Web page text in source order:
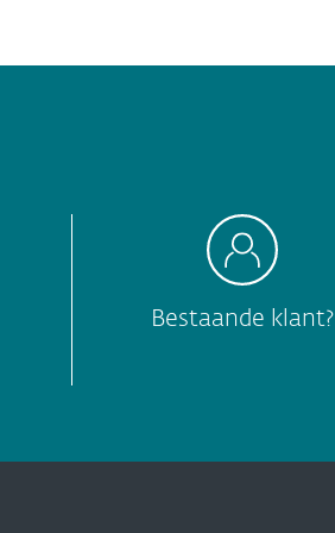
Bestaande klant?